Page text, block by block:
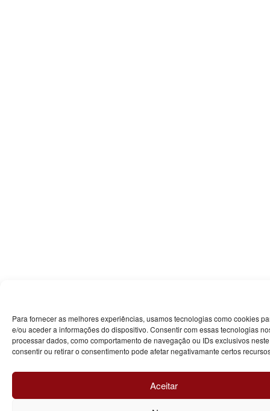
Para fornecer as melhores experiências, usamos tecnologias como cookies
e/ou aceder a informações do dispositivo. Consentir com essas tecnologias
processar dados, como comportamento de navegação ou IDs exclusivos
consentir ou retirar o consentimento pode afetar negativamante certos
Aceitar